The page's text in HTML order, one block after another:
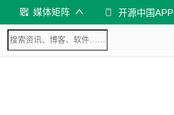
媒体矩阵 开源中国APP